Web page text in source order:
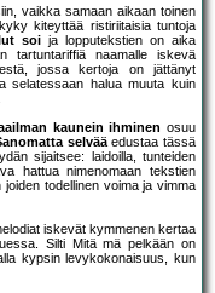
vaikka samaan aikaan toinen
kiteyttää ristiriitaisia tuntoja
soi ja lopputekstien on aika
tartuntariffiä naamalle iskevä
jossa kertoja on jättänyt
selatessaan halua muuta kuin
kaunein ihminen osuu
selvääedustaa tässä
sijaitsee: laidoilla, tunteiden
hattua nimenomaan tekstien
todellinen voima ja vimma
iskevät kymmenen kertaa
Silti Mitä mä pelkään on
kypsin levykokonaisuus, kun